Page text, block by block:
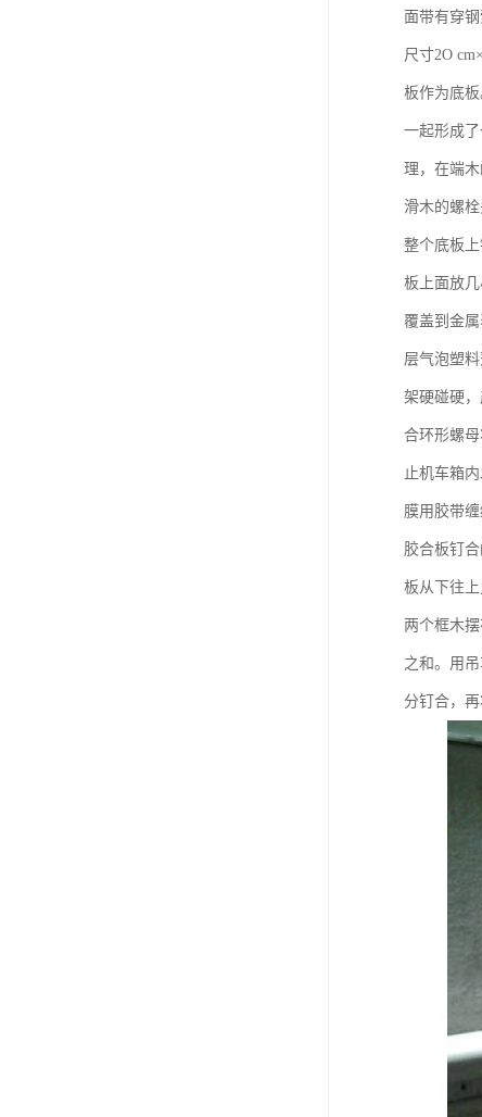
面带有穿
尺寸2O
板作为底
一起形成
理，在端
滑木的螺
整个底板
板上面放
覆盖到金
层气泡塑
架硬碰硬
合环形螺
止机车箱
膜用胶带
胶合板钉
板从下往
两个框木
之和。用
分钉合，